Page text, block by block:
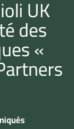
UK
des
«